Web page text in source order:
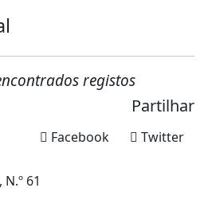
registos
Partilhar
Twitter
Facebook
61